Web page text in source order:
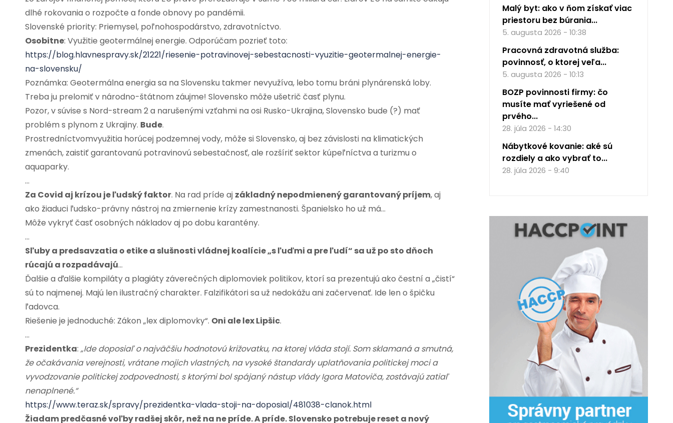
dlhé rokovania o rozpočte a fonde obnovy po pandémii.
Slovenské priority: Priemysel, poľnohospodárstvo, zdravotníctvo.
Osobitne: Využitie geotermálnej energie. Odporúčam pozrieť toto:
https://blog.hlavnespravy.sk/21221/riesenie-potravinovej-sebestacnosti-vyuzitie-geotermalnej-energie-
na-slovensku/
Poznámka: Geotermálna energia sa na Slovensku takmer nevyužíva, lebo tomu bráni plynárenská loby.
Treba ju prelomiť v národno-štátnom záujme! Slovensko môže ušetrič časť plynu.
Pozor, v súvise s Nord-stream 2 a narušenými vzťahmi na osi Rusko-Ukrajina, Slovensko bude (?) mať
problém s plynom z Ukrajiny. Bude.
Prostredníctvomvyužitia horúcej podzemnej vody, môže si Slovensko, aj bez závislosti na klimatických
zmenách, zaistiť garantovanú potravinovú sebestačnosť, ale rozšíriť sektor kúpeľníctva a turizmu o
aquaparky.
…
Za Covid aj krízou je ľudský faktor. Na rad príde aj základný nepodmienený garantovaný príjem, aj
ako žiaduci ľudsko-právny nástroj na zmiernenie krízy zamestnanosti. Španielsko ho už má…
Môže vykryť časť osobných nákladov aj po dobu karantény.
…
Sľuby a predsavzatia o etike a slušnosti vládnej koalície „s ľuďmi a pre ľudí“ sa už po sto dňoch
rúcajú a rozpadávajú…
Ďalšie a ďalšie kompiláty a plagiáty záverečných diplomoviek politikov, ktorí sa prezentujú ako čestní a „čistí“
sú to najmenej. Majú len ilustračný charakter. Falzifikátori sa už nedokážu ani začervenať. Ide len o špičku
ľadovca.
Riešenie je jednoduché: Zákon „lex diplomovky“. Oni ale lex Lipšic.
…
Prezidentka: „Ide doposiaľ o najväčšiu hodnotovú križovatku, na ktorej vláda stojí. Som sklamaná a smutná,
že očakávania verejnosti, vrátane mojich vlastných, na vysoké štandardy uplatňovania politickej moci a
vyvodzovanie politickej zodpovednosti, s ktorými bol spájaný nástup vlády Igora Matoviča, zostávajú zatiaľ
nenaplnené.“
https://www.teraz.sk/spravy/prezidentka-vlada-stoji-na-doposial/481038-clanok.html
Žiadam predčasné voľby radšej skôr, než na ne príde. A príde. Slovensko potrebuje reset a nový
Malý byt: ako v ňom získať viac
priestoru bez búrania...
5. augusta 2026 - 10:38
Pracovná zdravotná služba:
povinnosť, o ktorej veľa...
5. augusta 2026 - 10:13
BOZP povinnosti firmy: čo
musíte mať vyriešené od
prvého...
28. júla 2026 - 14:30
Nábytkové kovanie: aké sú
rozdiely a ako vybrať to...
28. júla 2026 - 9:40